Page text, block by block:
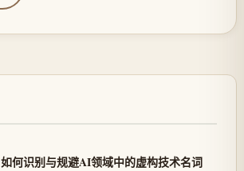
如何识别与规避AI领域中的虚构技术名词